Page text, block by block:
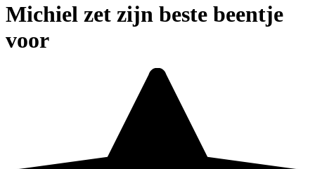
Michiel zet zijn beste beentje
voor